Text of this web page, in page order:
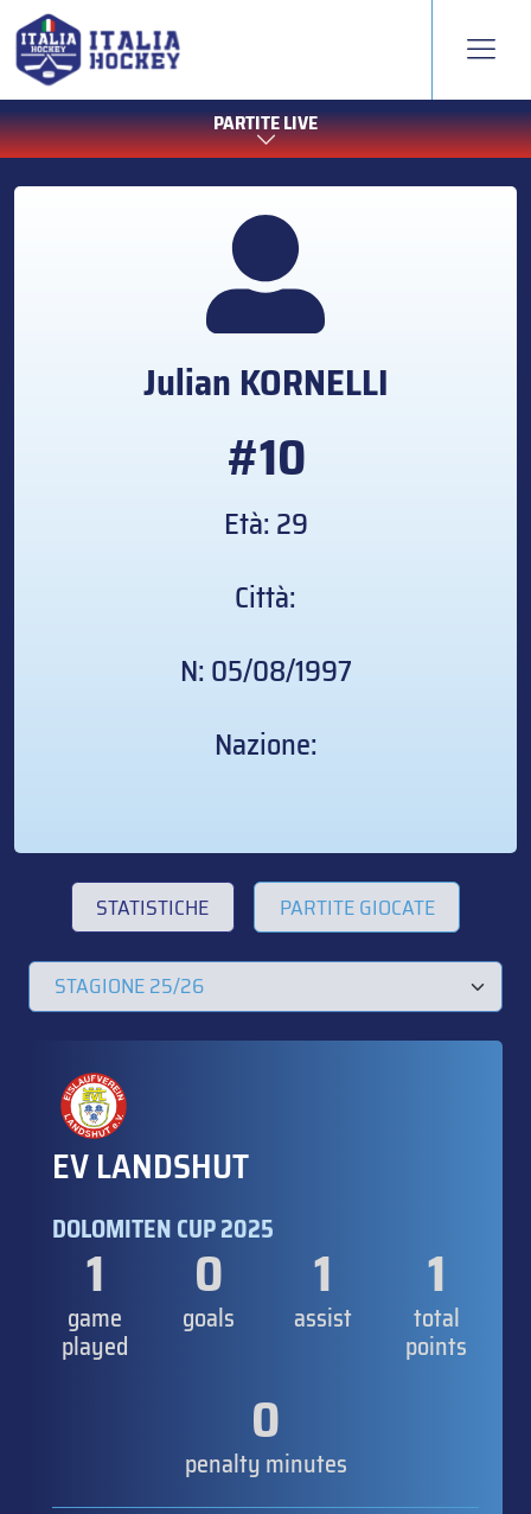
PARTITE LIVE
Julian KORNELLI
#10
Età: 29
Città:
N: 05/08/1997
Nazione:
STATISTICHE PARTITE GIOCATE
EV LANDSHUT
DOLOMITEN CUP 2025
1
game
played
0
goals
1
assist
1
total
points
0
penalty minutes